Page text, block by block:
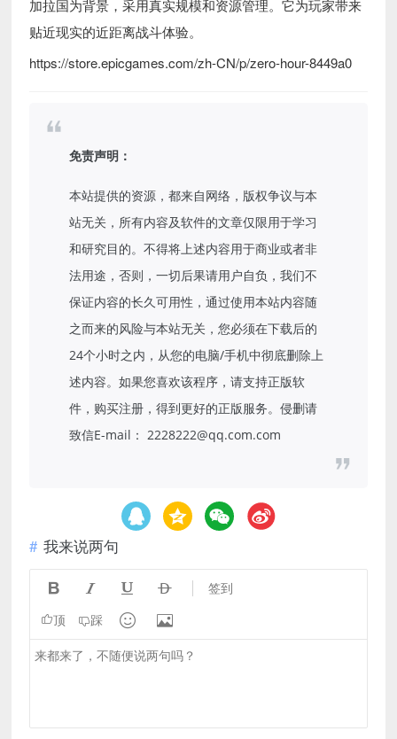
加拉国为背景，采用真实规模和资源管理。它为玩家带来
贴近现实的近距离战斗体验。
https://store.epicgames.com/zh-CN/p/zero-hour-8449a0
免责声明：
本站提供的资源，都来自网络，版权争议与本
站无关，所有内容及软件的文章仅限用于学习
和研究目的。不得将上述内容用于商业或者非
法用途，否则，一切后果请用户自负，我们不
保证内容的长久可用性，通过使用本站内容随
之而来的风险与本站无关，您必须在下载后的
24个小时之内，从您的电脑/手机中彻底删除上
述内容。如果您喜欢该程序，请支持正版软
件，购买注册，得到更好的正版服务。侵删请
致信E-mail： 2228222@qq.com.com
我来说两句
    签到
顶 踩  